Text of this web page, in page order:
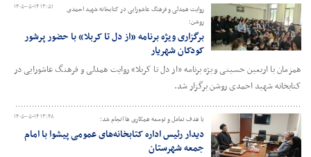
۱۴۰۵-۰۵-۱۴ ۱۳:۵۱
روایت همدلی و فرهنگ عاشورایی در کتابخانه شهید احمدی
روشن؛
برگزاری ویژه برنامه «از دل تا کربلا» با حضور پرشور
کودکان شهریار
همزمان با اربعین حسینی ویژه برنامه «از دل تا کربلا» روایت همدلی و فرهنگ عاشورایی در
کتابخانه شهید احمدی روشن برگزار شد.
۱۴۰۵-۰۵-۱۴ ۱۳:۴۸ با هدف تعامل و توسعه همکاری ها انجام شد؛
دیدار رئیس اداره کتابخانه‌های عمومی پیشوا با امام
جمعه شهرستان